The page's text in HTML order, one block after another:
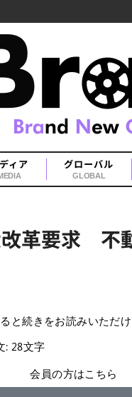
ィア グローバル
GLOBAL
革要求 不
と続きをお読みいただけ
: 28文字
会員の方はこちら